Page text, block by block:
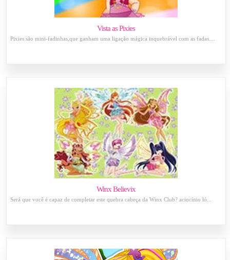
Vista as Pixies
Pixies são mini-fadinhas,que ganham uma ligação mágica inquebrável com as fadas....
Winx Believix
Será que você é capaz de completar este quebra cabeça da Winx Club? aciocínio ló...